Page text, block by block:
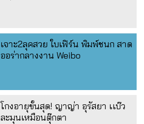
เจาะ2ลุคสวย ใบเฟิร์น พิมพ์ชนก สาด
ออร่ากลางงาน Weibo
โกงอายุขั้นสุด! ญาญ่า อุรัสยา เเบ๊ว
ละมุนเหมือนตุ๊กตา